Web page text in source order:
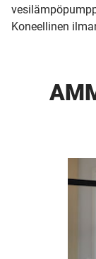
Koneellinen